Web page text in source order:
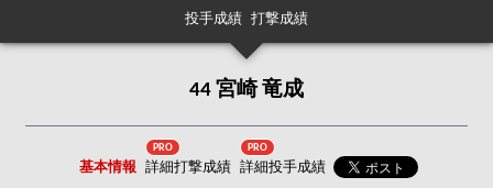
投手成績 打撃成績
44 宮崎 竜成
基本情報
PRO
詳細打撃成績
PRO
詳細投手成績